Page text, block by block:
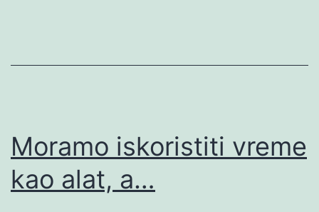
Moramo iskoristiti vreme
kao alat, a…